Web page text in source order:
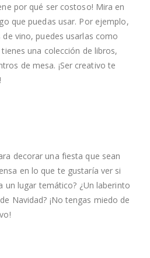
por qué ser costoso! Mira en
que puedas usar. Por ejemplo,
vino, puedes usarlas como
una colección de libros,
de mesa. ¡Ser creativo te
decorar una fiesta que sean
en lo que te gustaría ver si
un lugar temático? ¿Un laberinto
Navidad? ¡No tengas miedo de